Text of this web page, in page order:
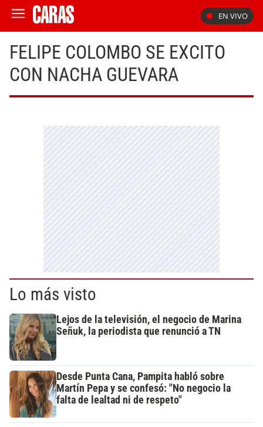
EN VIVO
FELIPE COLOMBO SE EXCITO
CON NACHA GUEVARA
Lo más visto
Lejos de la televisión, el negocio de Marina
Señuk, la periodista que renunció a TN
Desde Punta Cana, Pampita habló sobre
Martín Pepa y se confesó: "No negocio la
falta de lealtad ni de respeto"